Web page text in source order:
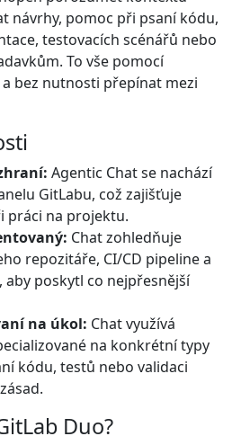
návrhy, pomoc při psaní kódu,
testovacích scénářů nebo
To vše pomocí
bez nutnosti přepínat mezi
Agentic Chat se nachází
GitLabu, což zajišťuje
práci na projektu.
Chat zohledňuje
repozitáře, CI/CD pipeline a
poskytl co nejpřesnější
na úkol: Chat využívá
na konkrétní typy
kódu, testů nebo validaci
Duo?